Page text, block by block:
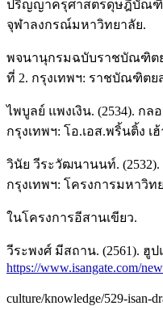
ปริญญาครุศาสตรดุษฎีบัณ
จุฬาลงกรณ์มหาวิทยาลัย.
พจนานุกรมฉบับราชบัณฑิตย
ที่ 2. กรุงเทพฯ: ราชบัณฑิตย
ไพบูลย์ แพงเงิน. (2534).
กรุงเทพฯ: โอ.เอส.พริ้นติ้ง เฮ้
วินัย วีระวัฒนานนท์.
กรุงเทพฯ: โครงการมหาวิท
ในโครงการอีสานเขียว.
วีระพงศ์ มีสถาน. (2561). ฮูป
https://www.isangate.com/
culture/knowledge/529-